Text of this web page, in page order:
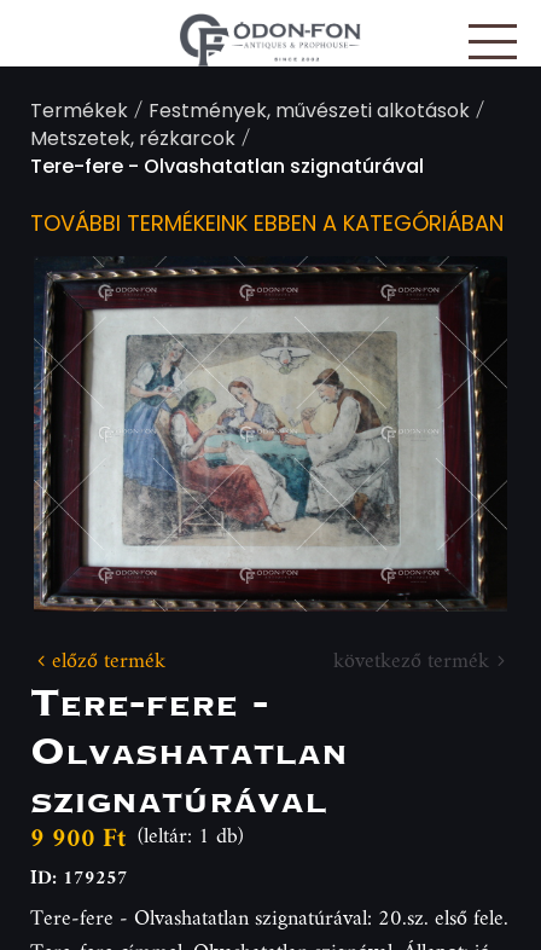
Termékek/ Festmények, művészeti alkotások/
Metszetek, rézkarcok/
Tere-fere - Olvashatatlan szignatúrával
TOVÁBBI TERMÉKEINK EBBEN A KATEGÓRIÁBAN
előző termék következő termék
Tere-fere -
Olvashatatlan
szignatúrával
9 900 Ft (leltár: 1 db)
ID: 179257
Tere-fere - Olvashatatlan szignatúrával: 20.sz. első fele.